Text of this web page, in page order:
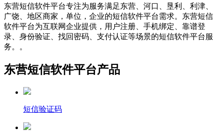
东营短信软件平台专注为服务满足东营、河口、垦利、利津、
广饶、地区商家，单位，企业的短信软件平台需求。东营短信
软件平台为互联网企业提供，用户注册、手机绑定、靠谱登
录、身份验证、找回密码、支付认证等场景的短信软件平台服
务。。
东营短信软件平台产品
短信验证码